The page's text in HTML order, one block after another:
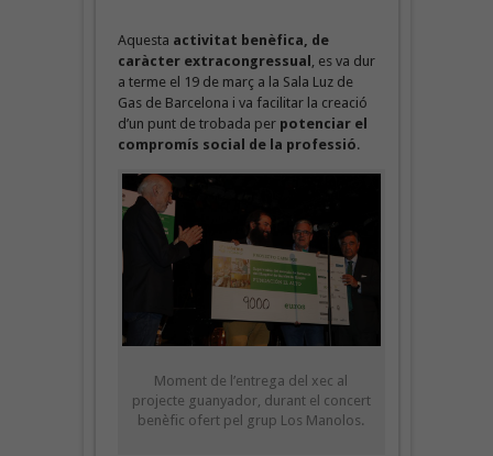
Aquesta activitat benèfica, de
caràcter extracongressual
, es va dur
a terme el 19 de març a la Sala Luz de
Gas de Barcelona i va facilitar la creació
d’un punt de trobada per potenciar el
compromís social de la professió.
Moment de l’entrega del xec al
projecte guanyador, durant el concert
benèfic ofert pel grup Los Manolos.